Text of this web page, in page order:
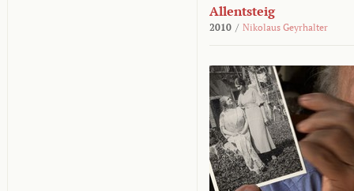
Allentsteig
2010 / Nikolaus Geyrhalter